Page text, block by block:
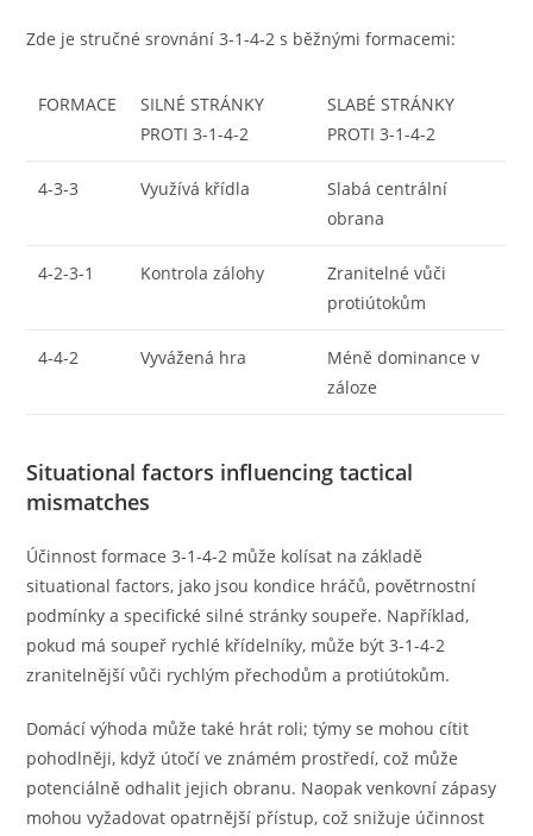
Zde je stručné srovnání 3-1-4-2 s běžnými formacemi:
FORMACE
SILNÉ STRÁNKY
PROTI 3-1-4-2
SLABÉ STRÁNKY
PROTI 3-1-4-2
4-3-3 Využívá křídla
Slabá centrální
obrana
4-2-3-1 Kontrola zálohy
Zranitelné vůči
protiútokům
4-4-2 Vyvážená hra
Méně dominance v
záloze
Situational factors influencing tactical
mismatches
Účinnost formace 3-1-4-2 může kolísat na základě
situational factors, jako jsou kondice hráčů, povětrnostní
podmínky a specifické silné stránky soupeře. Například,
pokud má soupeř rychlé křídelníky, může být 3-1-4-2
zranitelnější vůči rychlým přechodům a protiútokům.
Domácí výhoda může také hrát roli; týmy se mohou cítit
pohodlněji, když útočí ve známém prostředí, což může
potenciálně odhalit jejich obranu. Naopak venkovní zápasy
mohou vyžadovat opatrnější přístup, což snižuje účinnost